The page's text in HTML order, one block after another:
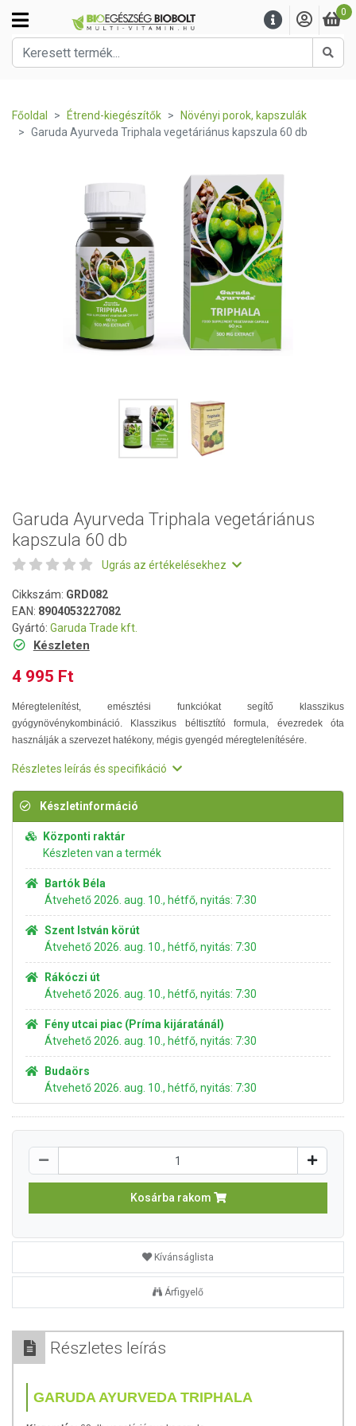
0
Főoldal Étrend-kiegészítők
Növényi porok, kapszulák
Garuda Ayurveda Triphala vegetáriánus kapszula 60 db
Garuda Ayurveda Triphala vegetáriánus
kapszula 60 db
Ugrás az értékelésekhez
Cikkszám: GRD082
EAN: 8904053227082
Gyártó: Garuda Trade kft.
Készleten
4 995 Ft
Méregtelenítést, emésztési funkciókat segítő klasszikus
gyógynövénykombináció. Klasszikus béltisztító formula, évezredek óta
használják a szervezet hatékony, mégis gyengéd méregtelenítésére.
Részletes leírás és specifikáció
Készletinformáció
Központi raktár
Készleten van a termék
Bartók Béla
Átvehető 2026. aug. 10., hétfő, nyitás: 7:30
Szent István körút
Átvehető 2026. aug. 10., hétfő, nyitás: 7:30
Rákóczi út
Átvehető 2026. aug. 10., hétfő, nyitás: 7:30
Fény utcai piac (Príma kijáratánál)
Átvehető 2026. aug. 10., hétfő, nyitás: 7:30
Budaörs
Átvehető 2026. aug. 10., hétfő, nyitás: 7:30
Kosárba rakom
Kívánságlista
Árfigyelő
Részletes leírás
GARUDA AYURVEDA TRIPHALA